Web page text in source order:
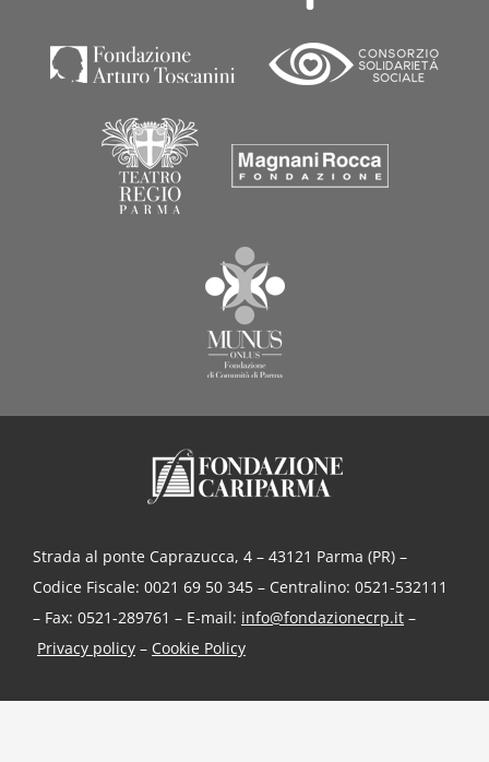
Strada al ponte Caprazucca, 4 – 43121 Parma (PR) –
Codice Fiscale: 0021 69 50 345 – Centralino: 0521-532111
– Fax: 0521-289761 – E-mail: info@fondazionecrp.it–
Privacy policy– Cookie Policy